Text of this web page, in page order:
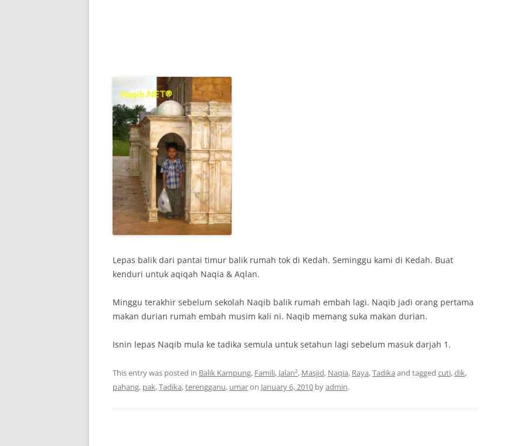
Lepas balik dari pantai timur balik rumah tok di Kedah. Seminggu kami di Kedah. Buat
kenduri untuk aqiqah Naqia & Aqlan.
Minggu terakhir sebelum sekolah Naqib balik rumah embah lagi. Naqib jadi orang pertama
makan durian rumah embah musim kali ni. Naqib memang suka makan durian.
Isnin lepas Naqib mula ke tadika semula untuk setahun lagi sebelum masuk darjah 1.
This entry was posted in Balik Kampung, Famili, Jalan², Masjid, Naqia, Raya,Tadika and tagged cuti,dik,
pahang, pak,Tadika,terengganu, umaron January 6, 2010 byadmin.